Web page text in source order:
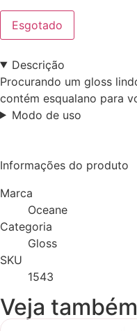
Esgotado
Descrição
Procurando um gloss
contém esqualano para
Modo de uso
Informações do produto
Marca
Oceane
Categoria
Gloss
SKU
1543
Veja também